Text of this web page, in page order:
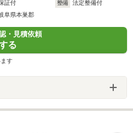
証付 整備
法定整備付
阜県本巣郡
・見積依頼
る
す